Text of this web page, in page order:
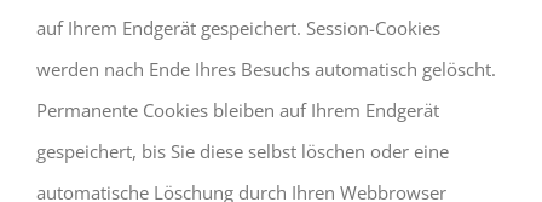
auf Ihrem Endgerät gespeichert. Session-Cookies
werden nach Ende Ihres Besuchs automatisch gelöscht.
Permanente Cookies bleiben auf Ihrem Endgerät
gespeichert, bis Sie diese selbst löschen oder eine
automatische Löschung durch Ihren Webbrowser